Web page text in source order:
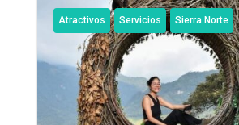
Atractivos Servicios Sierra Norte